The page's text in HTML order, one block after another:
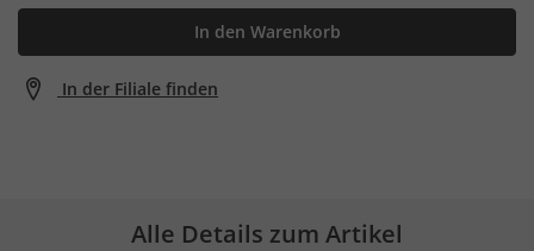
In den Warenkorb
In der Filiale finden
Alle Details zum Artikel